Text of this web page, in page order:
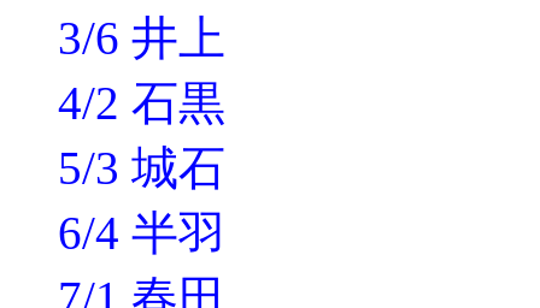
3/6 井上
4/2 石黒
5/3 城石
6/4 半羽